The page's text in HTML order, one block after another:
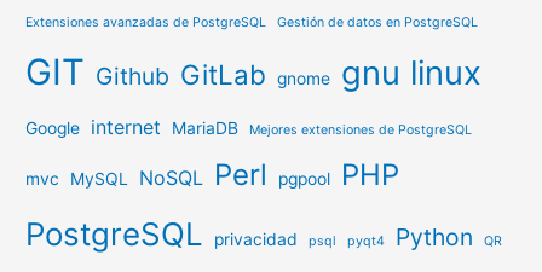
Extensiones avanzadas de PostgreSQL Gestión de datos en PostgreSQL
GIT Github GitLab gnome gnu linux
Google internet MariaDB Mejores extensiones de PostgreSQL
mvc MySQL NoSQL Perl pgpool PHP
PostgreSQL privacidad psql pyqt4 Python QR